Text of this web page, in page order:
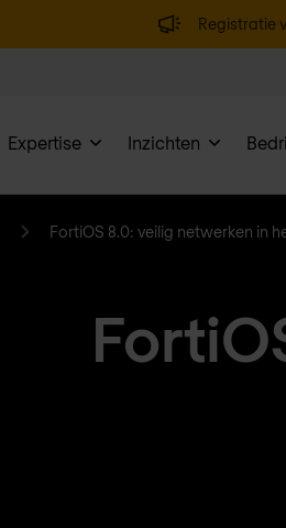
Registratie
Expertise Inzichten
FortiOS 8.0: veilig netwerken in